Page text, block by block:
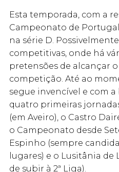
Esta temporada, com a
Campeonato de
na série D.
competitivas, onde há
pretensões de alcançar
competição. Até ao
segue invencível e com a
quatro primeiras
(em Aveiro), o Castro
o Campeonato desde
Espinho (sempre
lugares) e o Lusitânia
de subir à 2ª Liga).